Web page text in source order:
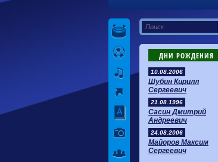
ДНИ РОЖДЕНИЯ
10.08.2006
Шубин Кирилл
Сергеевич
21.08.1996
Сасин Дмитрий
Андреевич
24.08.2006
Майоров Максим
Сергеевич